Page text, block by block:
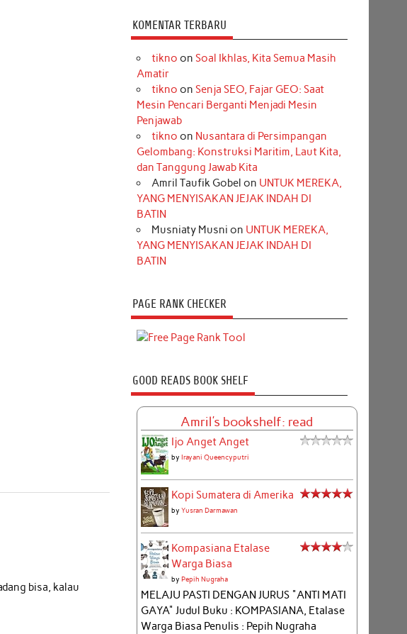
bisa, kalau
KOMENTAR TERBARU
tikno on Soal Ikhlas, Kita Semua Masih
Amatir
tikno on Senja SEO, Fajar GEO: Saat
Mesin Pencari Berganti Menjadi Mesin
Penjawab
tikno on Nusantara di Persimpangan
Gelombang: Konstruksi Maritim, Laut Kita,
dan Tanggung Jawab Kita
Amril Taufik Gobel on UNTUK MEREKA,
YANG MENYISAKAN JEJAK INDAH DI
BATIN
Musniaty Musni on UNTUK MEREKA,
YANG MENYISAKAN JEJAK INDAH DI
BATIN
PAGE RANK CHECKER
GOOD READS BOOK SHELF
Amril's bookshelf: read
Ijo Anget Anget
by Irayani Queencyputri
Kopi Sumatera di Amerika
by Yusran Darmawan
Kompasiana Etalase
Warga Biasa
by Pepih Nugraha
MELAJU PASTI DENGAN JURUS "ANTI MATI
GAYA" Judul Buku : KOMPASIANA, Etalase
Warga Biasa Penulis : Pepih Nugraha